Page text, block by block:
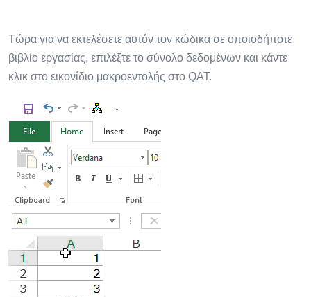
Τώρα για να εκτελέσετε αυτόν τον κώδικα σε οποιοδήποτε
βιβλίο εργασίας, επιλέξτε το σύνολο δεδομένων και κάντε
κλικ στο εικονίδιο μακροεντολής στο QAT.